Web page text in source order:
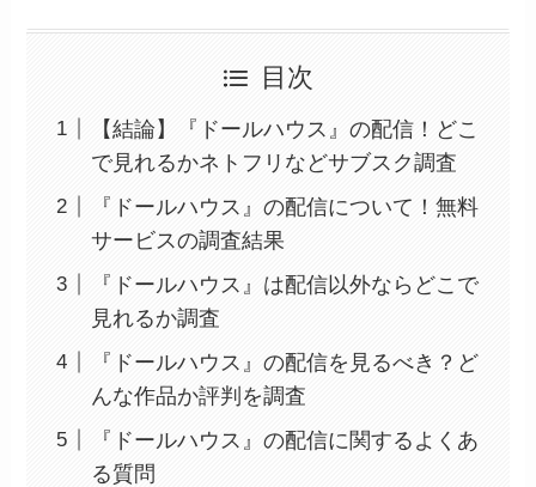
目次
【結論】『ドールハウス』の配信！どこ
で見れるかネトフリなどサブスク調査
『ドールハウス』の配信について！無料
サービスの調査結果
『ドールハウス』は配信以外ならどこで
見れるか調査
『ドールハウス』の配信を見るべき？ど
んな作品か評判を調査
『ドールハウス』の配信に関するよくあ
る質問